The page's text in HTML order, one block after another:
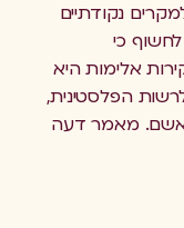
נקודתיים
כי
אלימות היא
הפלסטינית,
מאמר דעה